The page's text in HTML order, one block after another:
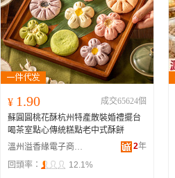
¥ 1.90
成交65624個
蘇圓圓桃花酥杭州特產散裝婚禮擺台
喝茶室點心傳統糕點老中式酥餅
溫州溢香緣電子商務有限公司
2年
回頭率：
12.1%